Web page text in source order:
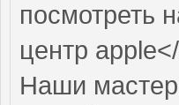
посмотреть
центр
Наши